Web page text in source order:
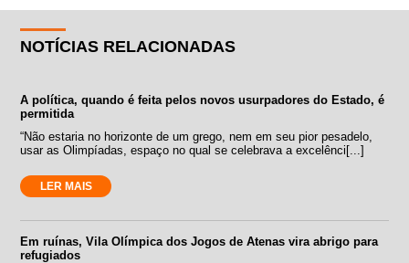
NOTÍCIAS RELACIONADAS
A política, quando é feita pelos novos usurpadores do Estado, é
permitida
“Não estaria no horizonte de um grego, nem em seu pior pesadelo,
usar as Olimpíadas, espaço no qual se celebrava a excelênci[...]
LER MAIS
Em ruínas, Vila Olímpica dos Jogos de Atenas vira abrigo para
refugiados